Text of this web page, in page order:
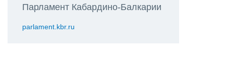
Парламент Кабардино-Балкарии
parlament.kbr.ru